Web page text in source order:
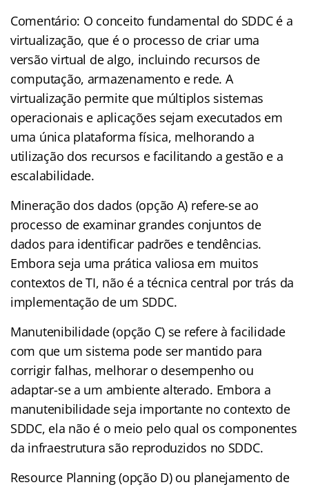
Comentário: O conceito fundamental do SDDC é a
virtualização, que é o processo de criar uma
versão virtual de algo, incluindo recursos de
computação, armazenamento e rede. A
virtualização permite que múltiplos sistemas
operacionais e aplicações sejam executados em
uma única plataforma física, melhorando a
utilização dos recursos e facilitando a gestão e a
escalabilidade.
Mineração dos dados (opção A) refere-se ao
processo de examinar grandes conjuntos de
dados para identificar padrões e tendências.
Embora seja uma prática valiosa em muitos
contextos de TI, não é a técnica central por trás da
implementação de um SDDC.
Manutenibilidade (opção C) se refere à facilidade
com que um sistema pode ser mantido para
corrigir falhas, melhorar o desempenho ou
adaptar-se a um ambiente alterado. Embora a
manutenibilidade seja importante no contexto de
SDDC, ela não é o meio pelo qual os componentes
da infraestrutura são reproduzidos no SDDC.
Resource Planning (opção D) ou planejamento de